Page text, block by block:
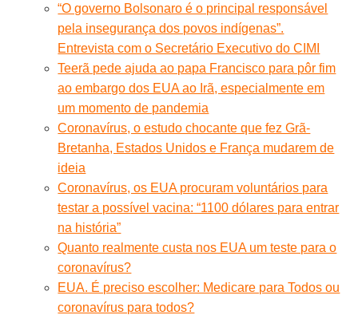
“O governo Bolsonaro é o principal responsável
pela insegurança dos povos indígenas”.
Entrevista com o Secretário Executivo do CIMI
Teerã pede ajuda ao papa Francisco para pôr fim
ao embargo dos EUA ao Irã, especialmente em
um momento de pandemia
Coronavírus, o estudo chocante que fez Grã-
Bretanha, Estados Unidos e França mudarem de
ideia
Coronavírus, os EUA procuram voluntários para
testar a possível vacina: “1100 dólares para entrar
na história”
Quanto realmente custa nos EUA um teste para o
coronavírus?
EUA. É preciso escolher: Medicare para Todos ou
coronavírus para todos?